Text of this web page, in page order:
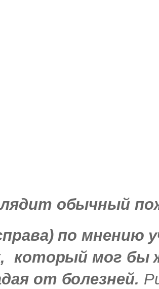
обычный
по мнению
который мог
от болезней.